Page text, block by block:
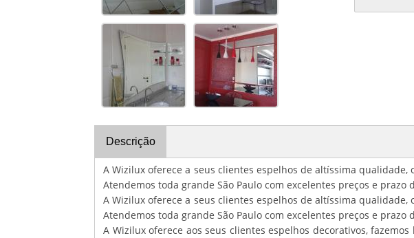
Descrição
A Wizilux oferece a seus clientes espelhos de altíssima
Atendemos toda grande São Paulo com excelentes preços e prazo
A Wizilux oferece a seus clientes espelhos de altíssima
Atendemos toda grande São Paulo com excelentes preços e prazo
A Wizilux oferece aos seus clientes espelhos decorativos,